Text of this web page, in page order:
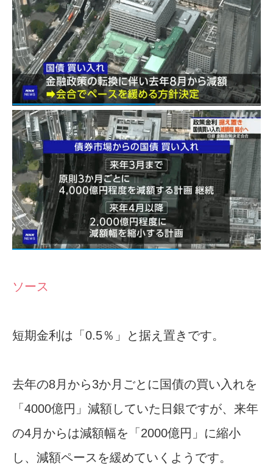
ソース
短期金利は「0.5％」と据え置きです。
去年の8月から3か月ごとに国債の買い入れを
「4000億円」減額していた日銀ですが、来年
の4月からは減額幅を「2000億円」に縮小
し、減額ペースを緩めていくようです。